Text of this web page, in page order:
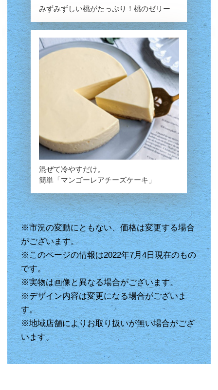
みずみずしい桃がたっぷり！桃のゼリー
混ぜて冷やすだけ。
簡単「マンゴーレアチーズケーキ」
※市況の変動にともない、価格は変更する場合
がございます。
※このページの情報は2022年7月4日現在のもの
です。
※実物は画像と異なる場合がございます。
※デザイン内容は変更になる場合がございま
す。
※地域店舗によりお取り扱いが無い場合がござ
います。